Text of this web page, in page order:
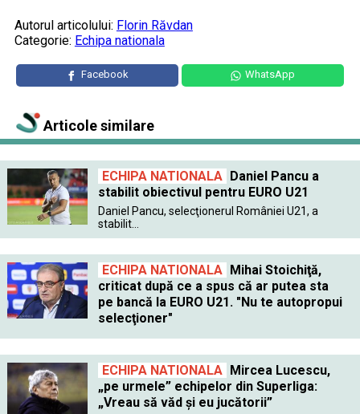
Autorul articolului: Florin Răvdan
Categorie: Echipa nationala
Facebook WhatsApp
Articole similare
ECHIPA NATIONALA
Daniel Pancu a
stabilit obiectivul pentru EURO U21
Daniel Pancu, selecţionerul României U21, a
stabilit...
ECHIPA NATIONALA
Mihai Stoichiţă,
criticat după ce a spus că ar putea sta
pe bancă la EURO U21. "Nu te autopropui
selecţioner"
ECHIPA NATIONALA
Mircea Lucescu,
„pe urmele” echipelor din Superliga:
„Vreau să văd și eu jucătorii”